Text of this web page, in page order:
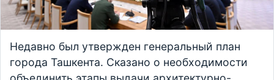
Недавно был утвержден генеральный план
города Ташкента. Сказано о необходимости